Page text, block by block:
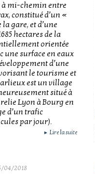
à mi-chemin entre
constitué d’un «
gare, et d’une
hectares de la
orientée
une surface en eaux
d’une
le tourisme et
est un village
situé à
Lyon à Bourg en
d’un trafic
par jour).
► Lire la suite
04/2018